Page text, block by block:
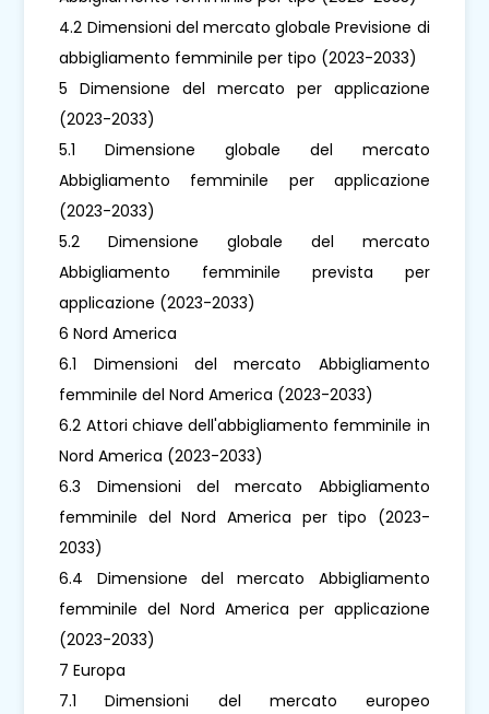
4.2 Dimensioni del mercato globale Previsione di
abbigliamento femminile per tipo (2023-2033)
5 Dimensione del mercato per applicazione
(2023-2033)
5.1 Dimensione globale del mercato
Abbigliamento femminile per applicazione
(2023-2033)
5.2 Dimensione globale del mercato
Abbigliamento femminile prevista per
applicazione (2023-2033)
6 Nord America
6.1 Dimensioni del mercato Abbigliamento
femminile del Nord America (2023-2033)
6.2 Attori chiave dell'abbigliamento femminile in
Nord America (2023-2033)
6.3 Dimensioni del mercato Abbigliamento
femminile del Nord America per tipo (2023-
2033)
6.4 Dimensione del mercato Abbigliamento
femminile del Nord America per applicazione
(2023-2033)
7 Europa
7.1 Dimensioni del mercato europeo